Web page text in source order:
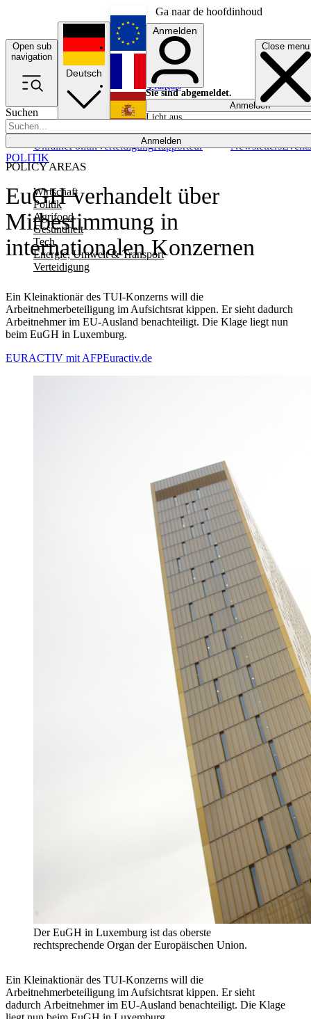
Ga naar de hoofdinhoud
Open sub
navigation
Close menu
Suchen
Anmelden
POLICY AREAS
Wirtschaft
Politik
Agrifood
Gesundheit
Tech
Energie, Umwelt & Transport
Verteidigung
UkrainePolitikVerteidigungRapporteur NewslettersEvents
Deutsch
English
Français
Anmelden
Sie sind abgemeldet.
Anmelden
Licht aus
EuGH verhandelt über
Mitbestimmung in
internationalen Konzernen
Ein Kleinaktionär des TUI-Konzerns will die
Arbeitnehmerbeteiligung im Aufsichtsrat kippen. Er sieht dadurch
Arbeitnehmer im EU-Ausland benachteiligt. Die Klage liegt nun
beim EuGH in Luxemburg.
POLITIK
EURACTIV mit AFPEuractiv.de
Der EuGH in Luxemburg ist das oberste
rechtsprechende Organ der Europäischen Union.
Ein Kleinaktionär des TUI-Konzerns will die
Arbeitnehmerbeteiligung im Aufsichtsrat kippen. Er sieht
dadurch Arbeitnehmer im EU-Ausland benachteiligt. Die Klage